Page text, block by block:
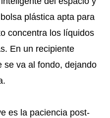
plástica apta para
concentra los líquidos
En un recipiente
se va al fondo, dejando
es la paciencia post-